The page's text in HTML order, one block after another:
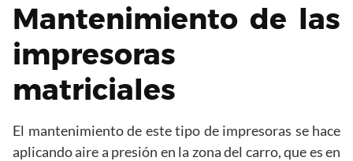
Mantenimiento de las
impresoras
matriciales
El mantenimiento de este tipo de impresoras se hace
aplicando aire a presión en la zona del carro, que es en